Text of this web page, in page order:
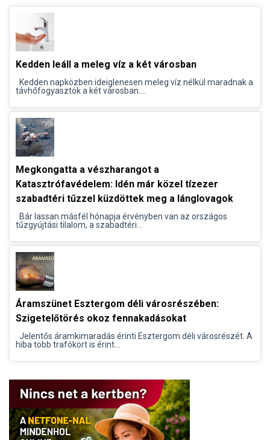
Kedden leáll a meleg víz a két városban
Kedden napközben ideiglenesen meleg víz nélkül maradnak a
távhőfogyasztók a két városban....
Megkongatta a vészharangot a
Katasztrófavédelem: Idén már közel tízezer
szabadtéri tűzzel küzdöttek meg a lánglovagok
Bár lassan másfél hónapja érvényben van az országos
tűzgyújtási tilalom, a szabadtéri...
Áramszünet Esztergom déli városrészében:
Szigetelőtörés okoz fennakadásokat
Jelentős áramkimaradás érinti Esztergom déli városrészét. A
hiba több trafókört is érint...